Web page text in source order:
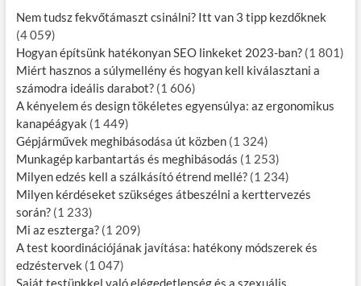
Nem tudsz fekvőtámaszt csinálni? Itt van 3 tipp kezdőknek
(4 059)
Hogyan építsünk hatékonyan SEO linkeket 2023-ban? (1 801)
Miért hasznos a súlymellény és hogyan kell kiválasztani a
számodra ideális darabot? (1 606)
A kényelem és design tökéletes egyensúlya: az ergonomikus
kanapéágyak (1 449)
Gépjárművek meghibásodása út közben (1 324)
Munkagép karbantartás és meghibásodás (1 253)
Milyen edzés kell a szálkásító étrend mellé? (1 234)
Milyen kérdéseket szükséges átbeszélni a kerttervezés
során? (1 233)
Mi az eszterga? (1 209)
A test koordinációjának javítása: hatékony módszerek és
edzéstervek (1 047)
Saját testünkkel való elégedetlenség és a szexuális